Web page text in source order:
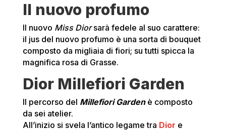
Il nuovo profumo
Il nuovo Miss Diorsarà fedele al suo carattere:
il jus del nuovo profumo è una sorta di bouquet
composto da migliaia di fiori; su tutti spicca la
magnifica rosa di Grasse.
Dior Millefiori Garden
Il percorso del Millefiori Garden è composto
da sei atelier.
All’inizio si svela l’antico legame tra Dior e